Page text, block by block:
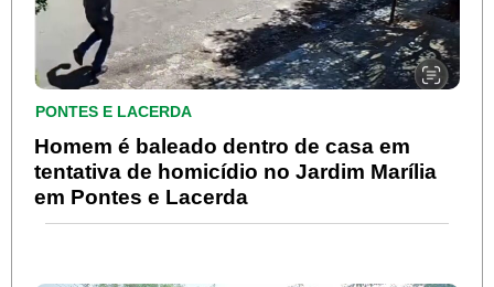
PONTES E LACERDA
Homem é baleado dentro de casa em
tentativa de homicídio no Jardim Marília
em Pontes e Lacerda